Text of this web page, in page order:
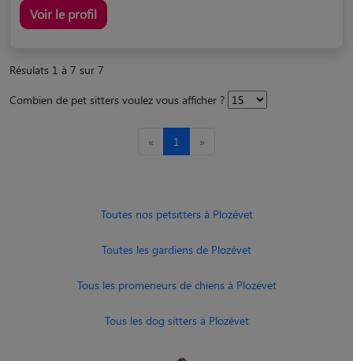
Voir le profil
Résulats 1 à 7 sur 7
Combien de pet sitters voulez vous afficher ?
« 1 »
Toutes nos petsitters à Plozévet
Toutes les gardiens de Plozévet
Tous les promeneurs de chiens à Plozévet
Tous les dog sitters à Plozévet